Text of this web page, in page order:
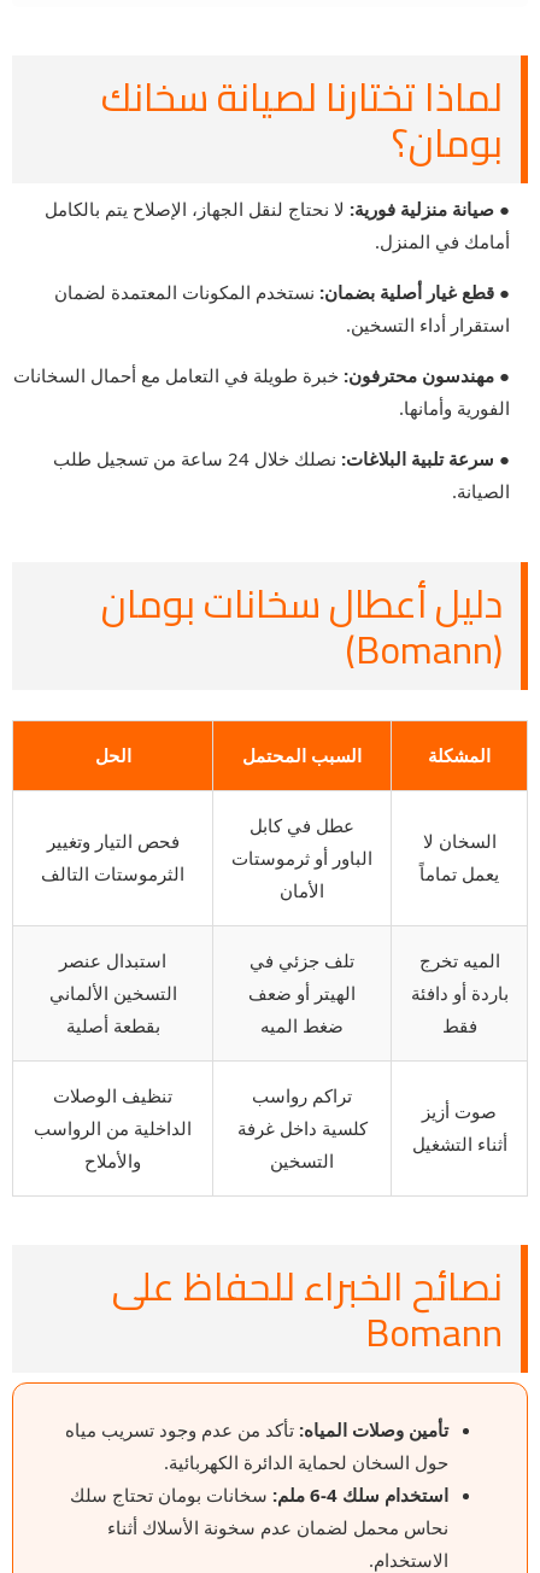
لماذا تختارنا لصيانة سخانك
بومان؟
● صيانة منزلية فورية: لا نحتاج لنقل الجهاز، الإصلاح يتم بالكامل
أمامك في المنزل.
● قطع غيار أصلية بضمان: نستخدم المكونات المعتمدة لضمان
استقرار أداء التسخين.
● مهندسون محترفون: خبرة طويلة في التعامل مع أحمال السخانات
الفورية وأمانها.
● سرعة تلبية البلاغات:
نصلك خلال 24 ساعة من تسجيل طلب
الصيانة.
دليل أعطال سخانات بومان
(Bomann)
المشكلة السبب المحتمل الحل
السخان لا
يعمل تماماً
عطل في كابل
الباور أو ثرموستات
الأمان
فحص التيار وتغيير
الثرموستات التالف
الميه تخرج
باردة أو دافئة
فقط
تلف جزئي في
الهيتر أو ضعف
ضغط الميه
استبدال عنصر
التسخين الألماني
بقطعة أصلية
صوت أزيز
أثناء التشغيل
تراكم رواسب
كلسية داخل غرفة
التسخين
تنظيف الوصلات
الداخلية من الرواسب
والأملاح
نصائح الخبراء للحفاظ على
Bomann
تأمين وصلات المياه: تأكد من عدم وجود تسريب مياه
حول السخان لحماية الدائرة الكهربائية.
استخدام سلك 4-6 ملم:
سخانات بومان تحتاج سلك
نحاس محمل لضمان عدم سخونة الأسلاك أثناء
الاستخدام.